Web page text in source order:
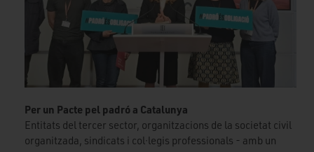
Per un Pacte pel padró a Catalunya
Entitats del tercer sector, organitzacions de la societat civil
organitzada, sindicats i col·legis professionals - amb un